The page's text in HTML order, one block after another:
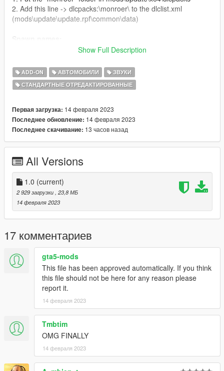
2. Add this line -> dlcpacks:\monroer\ to the dlclist.xml
(mods\update\update.rpf\common\data)
monroer(Monroe Roadster)
monroeiw(Monroe Widebody)
monroerw(Monroe Roadster Widebody)
Credits:
LamboFreak- Modelling, porting, sounds
austen64- QoL Pack Monroe, used as the base for this mod
Johnny362000- Handling (For the Widebody variants)
Dani02- Add-on
Show Full Description
ADD-ON АВТОМОБИЛИ
ЗВУКИ
СТАНДАРТНЫЕ ОТРЕДАКТИРОВАННЫЕ
Первая загрузка: 14 февраля 2023
Последнее обновление: 14 февраля 2023
Последнее скачивание: 13 часов назад
All Versions
1.0 (current)
2 929 загрузки , 23,8 МБ
14 февраля 2023
17 комментариев
gta5-mods
This file has been approved automatically. If you think
this file should not be here for any reason please
report it.
14 февраля 2023
Tmbtim
OMG FINALLY
14 февраля 2023